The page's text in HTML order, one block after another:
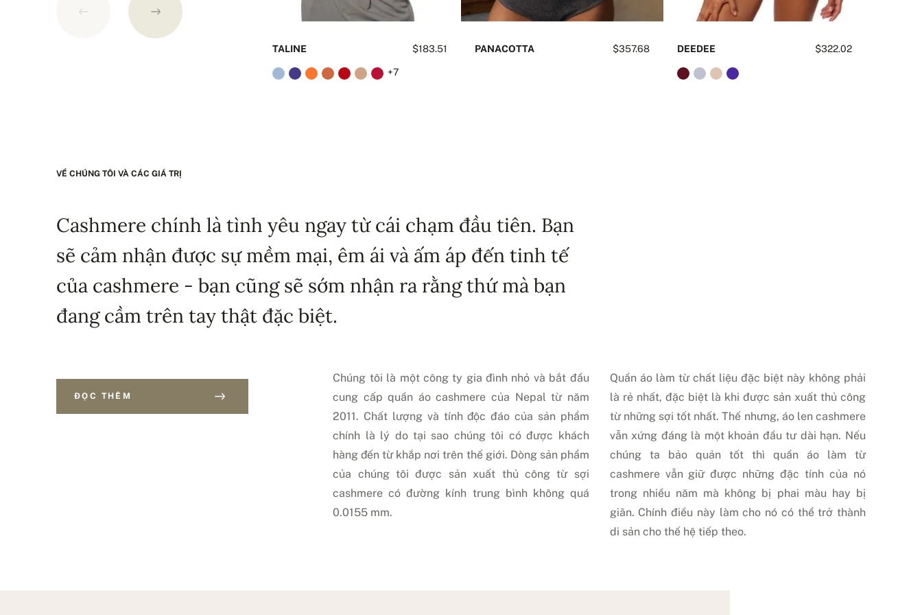
$183.51
TALINE
+7
$357.68
PANACOTTA $322.02
DEEDEE
VỀ CHÚNG TÔI VÀ CÁC GIÁ TRỊ
Cashmere chính là tình yêu ngay từ cái chạm đầu tiên. Bạn
sẽ cảm nhận được sự mềm mại, êm ái và ấm áp đến tinh tế
của cashmere - bạn cũng sẽ sớm nhận ra rằng thứ mà bạn
đang cầm trên tay thật đặc biệt.
Chúng tôi là một công ty gia đình nhỏ và bắt đầu
cung cấp quần áo cashmere của Nepal từ năm
2011. Chất lượng và tính độc đáo của sản phẩm
chính là lý do tại sao chúng tôi có được khách
hàng đến từ khắp nơi trên thế giới. Dòng sản phẩm
của chúng tôi được sản xuất thủ công từ sợi
cashmere có đường kính trung bình không quá
0.0155 mm.
Quần áo làm từ chất liệu đặc biệt này không phải
là rẻ nhất, đặc biệt là khi được sản xuất thủ công
từ những sợi tốt nhất. Thế nhưng, áo len cashmere
vẫn xứng đáng là một khoản đầu tư dài hạn. Nếu
chúng ta bảo quản tốt thì quần áo làm từ
cashmere vẫn giữ được những đặc tính của nó
trong nhiều năm mà không bị phai màu hay bị
giãn. Chính điều này làm cho nó có thể trở thành
di sản cho thế hệ tiếp theo.
ĐỌC THÊM